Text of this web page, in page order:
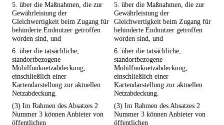
5. über die Maßnahmen, die zur
Gewährleistung der
Gleichwertigkeit beim Zugang für
behinderte Endnutzer getroffen
worden sind, und
5. über die Maßnahmen, die zur
Gewährleistung der
Gleichwertigkeit beim Zugang für
behinderte Endnutzer getroffen
worden sind, und
6. über die tatsächliche,
standortbezogene
Mobilfunknetzabdeckung,
einschließlich einer
Kartendarstellung zur aktuellen
Netzabdeckung.
6. über die tatsächliche,
standortbezogene
Mobilfunknetzabdeckung,
einschließlich einer
Kartendarstellung zur aktuellen
Netzabdeckung.
(3) Im Rahmen des Absatzes 2
Nummer 3 können Anbieter von
öffentlichen
(3) Im Rahmen des Absatzes 2
Nummer 3 können Anbieter von
öffentlichen